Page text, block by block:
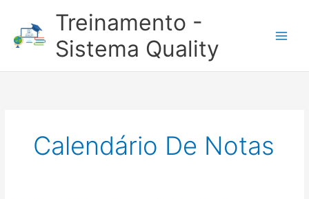
Treinamento -
Sistema Quality
Calendário De Notas